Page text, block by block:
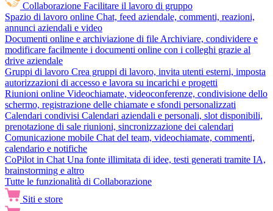
Collaborazione Facilitare il lavoro di gruppo
Spazio di lavoro online Chat, feed aziendale, commenti, reazioni,
annunci aziendali e video
Documenti online e archiviazione di file Archiviare, condividere e
modificare facilmente i documenti online con i colleghi grazie al
drive aziendale
Gruppi di lavoro Crea gruppi di lavoro, invita utenti esterni, imposta
autorizzazioni di accesso e lavora su incarichi e progetti
Riunioni online Videochiamate, videoconferenze, condivisione dello
schermo, registrazione delle chiamate e sfondi personalizzati
Calendari condivisi Calendari aziendali e personali, slot disponibili,
prenotazione di sale riunioni, sincronizzazione dei calendari
Comunicazione mobile Chat del team, videochiamate, commenti,
calendario e notifiche
CoPilot in Chat Una fonte illimitata di idee, testi generati tramite IA,
brainstorming e altro
Tutte le funzionalità di Collaborazione
Siti e store